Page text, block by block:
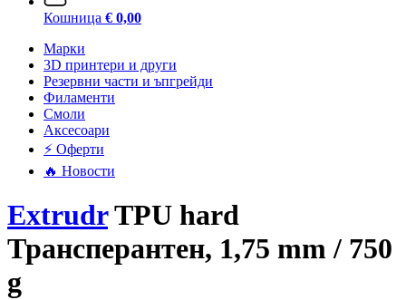
Кошница € 0,00
Mарки
3D принтери и други
Резервни части и ъпгрейди
Филаменти
Смоли
Аксесоари
⚡ Оферти
🔥 Новости
ExtrudrTPU hard
Трансперантен, 1,75 mm / 750
g